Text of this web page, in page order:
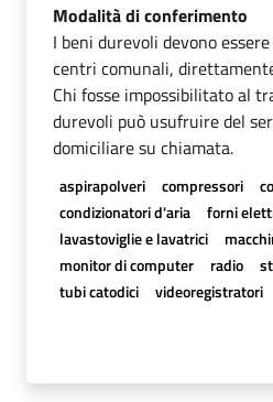
Modalità di conferimento
I beni durevoli devono
centri comunali,
Chi fosse impossibilitato al
durevoli può usufruire del
domiciliare su chiamata.
aspirapolveri compressori
condizionatori d'aria
forni
lavastoviglie e lavatrici
monitor di computer
radio
tubi catodici
videoregistratori